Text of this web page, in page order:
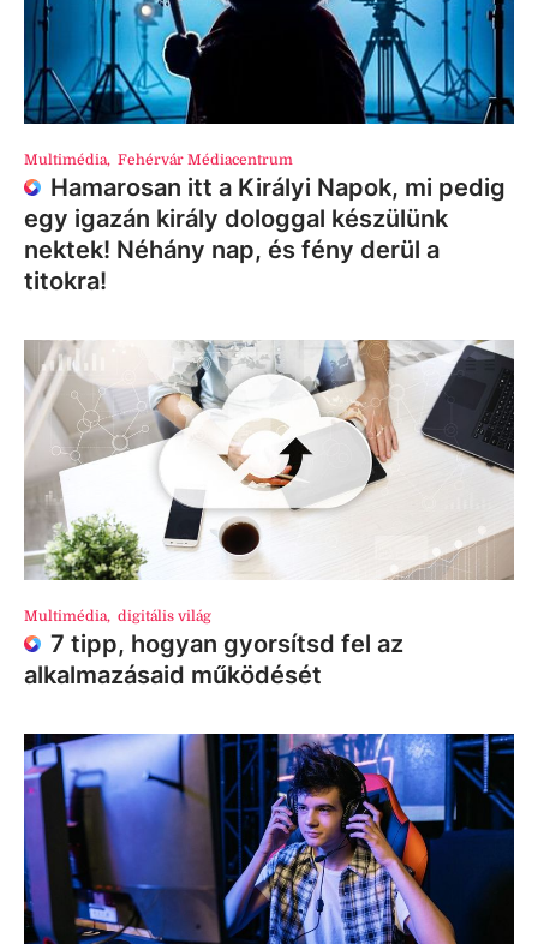
Multimédia, Fehérvár Médiacentrum
Hamarosan itt a Királyi Napok, mi pedig
egy igazán király dologgal készülünk
nektek! Néhány nap, és fény derül a
titokra!
Multimédia, digitális világ
7 tipp, hogyan gyorsítsd fel az
alkalmazásaid működését